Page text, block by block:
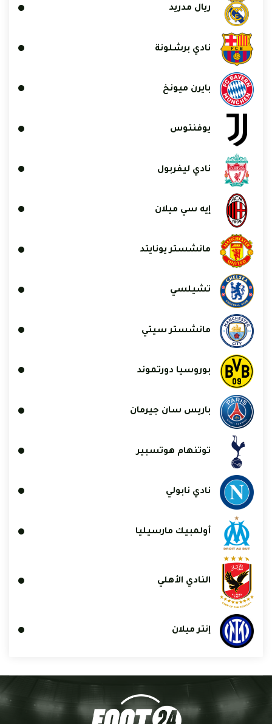
ريال مدريد
نادي برشلونة
بايرن ميونخ
يوفنتوس
نادي ليفربول
إيه سي ميلان
مانشستر يونايتد
تشيلسي
مانشستر سيتي
بوروسيا دورتموند
باريس سان جيرمان
توتنهام هوتسبير
نادي نابولي
أولمبيك مارسيليا
النادي الأهلي
إنتر ميلان